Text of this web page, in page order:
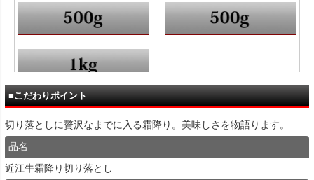
■こだわりポイント
切り落としに贅沢なまでに入る霜降り。美味しさを物語ります。
品名
近江牛霜降り切り落とし